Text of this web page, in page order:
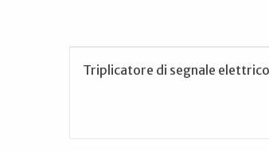
Triplicatore di segnale